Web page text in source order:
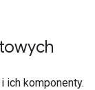
ich komponenty.